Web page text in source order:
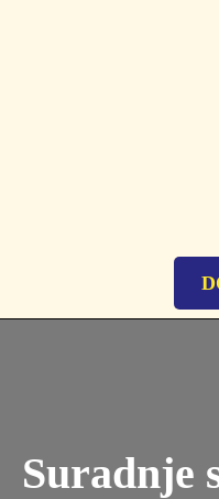
Suradnje